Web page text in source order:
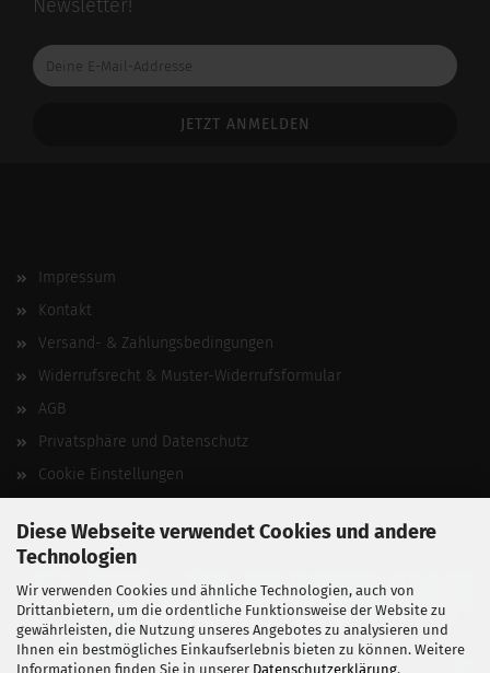
Diese Webseite verwendet Cookies und andere
Technologien
Wir verwenden Cookies und ähnliche Technologien, auch von
Drittanbietern, um die ordentliche Funktionsweise der Website zu
gewährleisten, die Nutzung unseres Angebotes zu analysieren und
Ihnen ein bestmögliches Einkaufserlebnis bieten zu können. Weitere
Informationen finden Sie in unserer Datenschutzerklärung.
Newsletter!
Deine
E-
Impressum
Kontakt
Versand- & Zahlungsbedingungen
Widerrufsrecht & Muster-Widerrufsformular
AGB
Privatsphäre und Datenschutz
Cookie Einstellungen
Vertrag widerrufen